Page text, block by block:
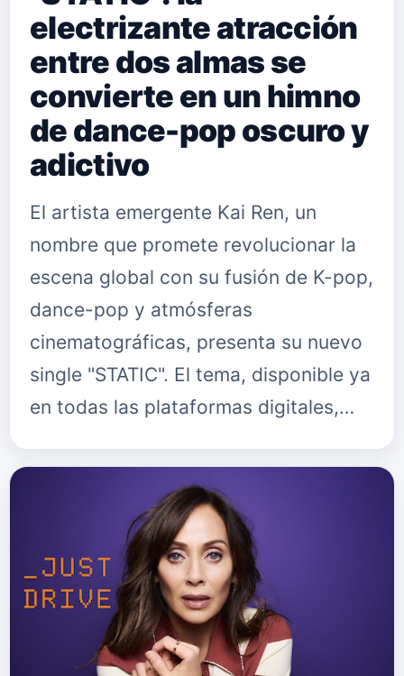
electrizante atracción
entre dos almas se
convierte en un himno
de dance-pop oscuro y
adictivo
El artista emergente Kai Ren, un
nombre que promete revolucionar la
escena global con su fusión de K-pop,
dance-pop y atmósferas
cinematográficas, presenta su nuevo
single "STATIC". El tema, disponible ya
en todas las plataformas digitales,…